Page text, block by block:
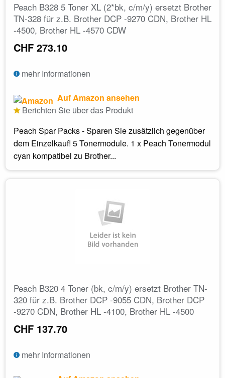
Peach B328 5 Toner XL (2*bk, c/m/y) ersetzt Brother
TN-328 für z.B. Brother DCP -9270 CDN, Brother HL
-4500, Brother HL -4570 CDW
CHF 273.10
mehr Informationen
Auf Amazon ansehen
Berichten Sie über das Produkt
Peach Spar Packs - Sparen Sie zusätzlich gegenüber
dem Einzelkauf! 5 Tonermodule. 1 x Peach Tonermodul
cyan kompatibel zu Brother...
Peach B320 4 Toner (bk, c/m/y) ersetzt Brother TN-
320 für z.B. Brother DCP -9055 CDN, Brother DCP
-9270 CDN, Brother HL -4100, Brother HL -4500
CHF 137.70
mehr Informationen